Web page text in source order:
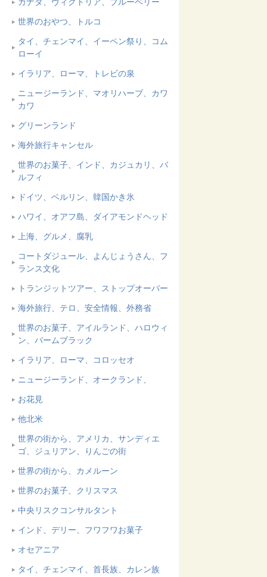
世界のおやつ、トルコ
タイ、チェンマイ、イーペン祭り、コム
ローイ
イラリア、ローマ、トレビの泉
ニュージーランド、マオリハーブ、カワ
カワ
グリーンランド
海外旅行キャンセル
世界のお菓子、インド、カジュカリ、バ
ルフィ
ドイツ、ベルリン、韓国かき氷
ハワイ、オアフ島、ダイアモンドヘッド
上海、グルメ、腐乳
コートダジュール、よんじょうさん、フ
ランス文化
トランジットツアー、ストップオーバー
海外旅行、テロ、安全情報、外務省
世界のお菓子、アイルランド、ハロウィ
ン、バームブラック
イラリア、ローマ、コロッセオ
ニュージーランド、オークランド、
お花見
他北米
世界の街から、アメリカ、サンディエ
ゴ、ジュリアン、りんごの街
世界の街から、カメルーン
世界のお菓子、クリスマス
中央リスクコンサルタント
インド、デリー、フワフワお菓子
オセアニア
タイ、チェンマイ、首長族、カレン族